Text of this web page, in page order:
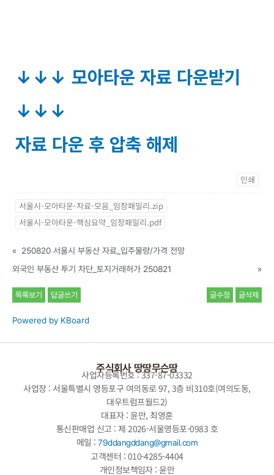
↓↓↓ 모아타운 자료 다운받기
↓↓↓
자료 다운 후 압축 해제
인쇄
서울시-모아타운-자료-모음_임장패밀리.zip
서울시-모아타운-핵심요약_임장패밀리.pdf
« 250820 서울시 부동산 자료_입주물량/가격 전망
외국인 부동산 투기 차단_토지거래허가 250821
»
목록보기 답글쓰기 글수정 글삭제
Powered by KBoard
주식회사 땅땅무슨땅
사업자등록번호 : 337-87-03332
사업장 : 서울특별시 영등포구 여의동로 97, 3층 비310호(여의도동,
대우트럼프월드2)
대표자 : 윤만, 최영훈
통신판매업 신고 : 제 2026-서울영등포-0983 호
메일 :79ddangddang@gmail.com
고객센터 : 010-4285-4404
개인정보책임자 : 윤만